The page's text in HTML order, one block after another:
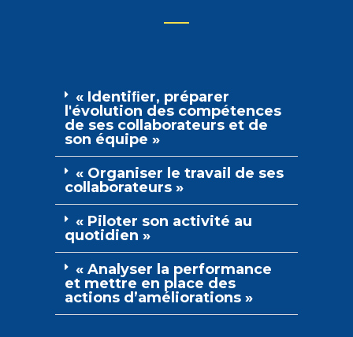
« Identiﬁer, préparer
l'évolution des compétences
de ses collaborateurs et de
son équipe »
« Organiser le travail de ses
collaborateurs »
« Piloter son activité au
quotidien »
« Analyser la performance
et mettre en place des
actions d’améliorations »